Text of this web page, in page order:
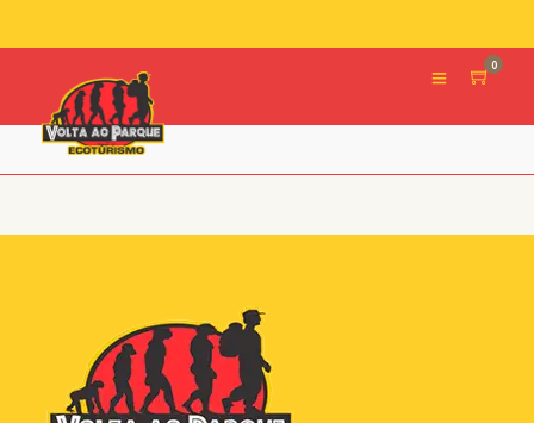
0
Cachoeira do Buracão